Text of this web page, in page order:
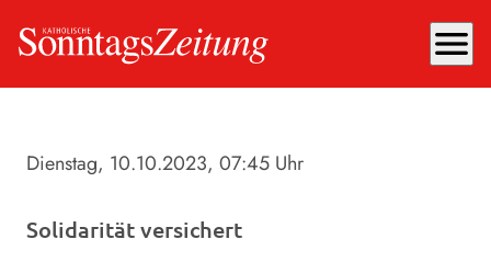
menu
Dienstag, 10.10.2023, 07:45 Uhr
Solidarität versichert